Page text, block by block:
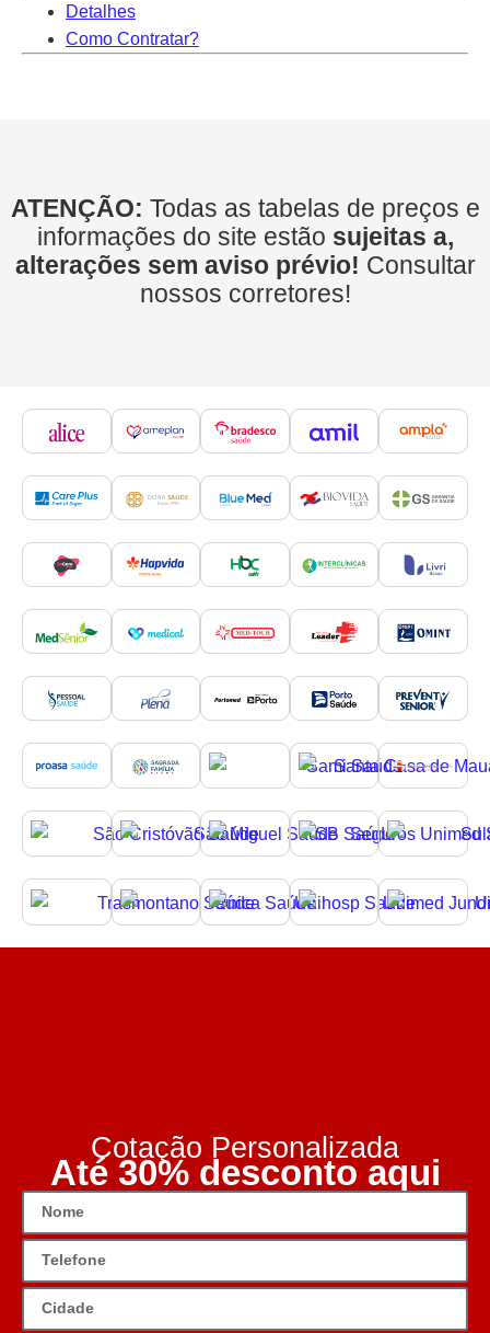
Detalhes
Como Contratar?
ATENÇÃO: Todas as tabelas de preços e
informações do site estão sujeitas a,
alterações sem aviso prévio! Consultar
nossos corretores!
Cotação Personalizada
Até 30% desconto aqui